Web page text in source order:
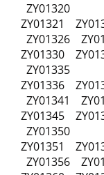
ZY01320
ZY01321
ZY01326
ZY01330
ZY01335
ZY01336
ZY01341
ZY01345
ZY01350
ZY01351
ZY01356